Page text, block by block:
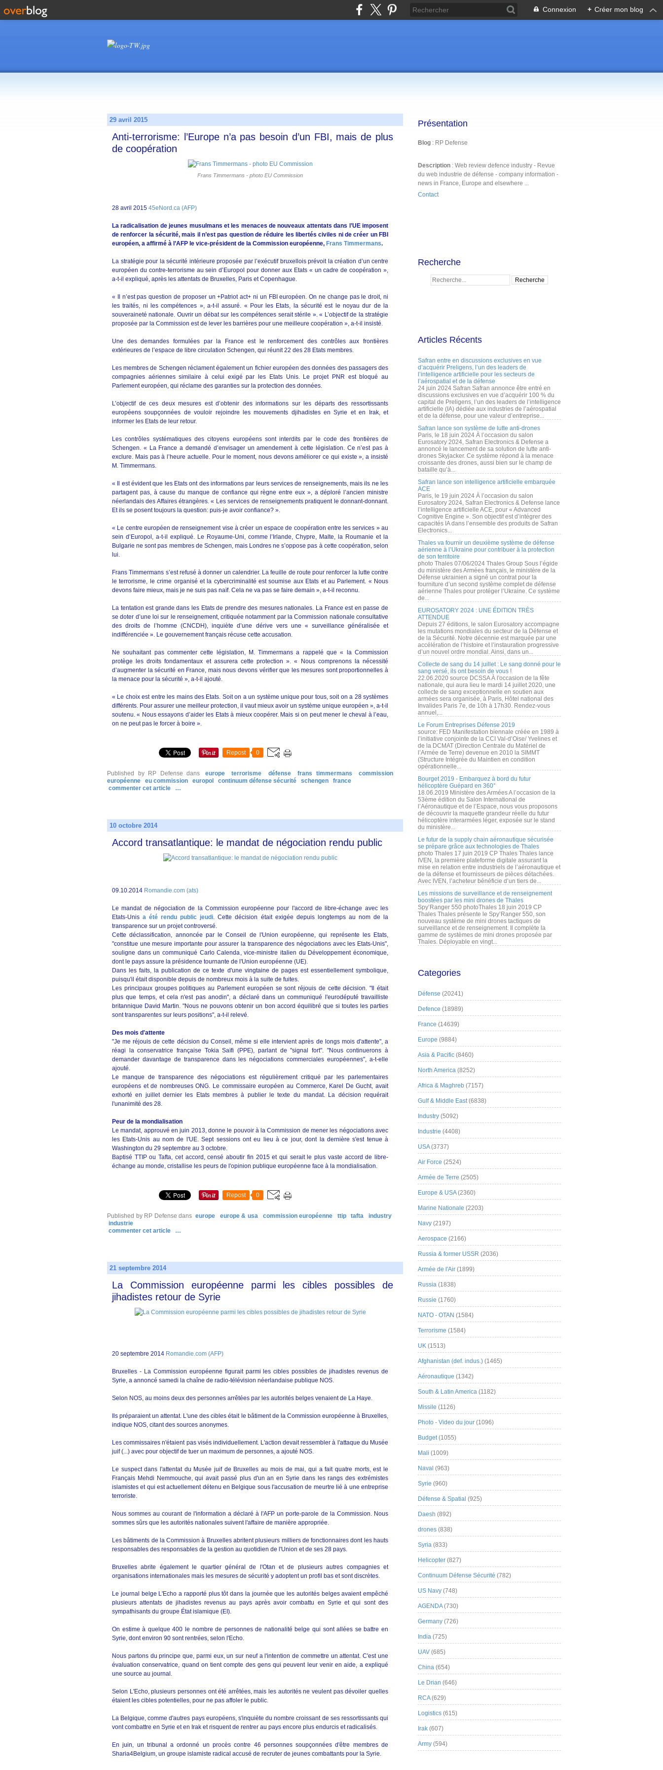
Connexion + Créer mon blog
29 avril 2015
Anti-terrorisme: l’Europe n’a pas besoin d’un FBI, mais de plus
de coopération
Frans Timmermans - photo EU Commission
28 avril 2015 45eNord.ca (AFP)
La radicalisation de jeunes musulmans et les menaces de nouveaux attentats dans l’UE imposent
de renforcer la sécurité, mais il n’est pas question de réduire les libertés civiles ni de créer un FBI
européen, a affirmé à l’AFP le vice-président de la Commission européenne, Frans Timmermans.
La stratégie pour la sécurité intérieure proposée par l’exécutif bruxellois prévoit la création d’un centre
européen du contre-terrorisme au sein d’Europol pour donner aux Etats « un cadre de coopération »,
a-t-il expliqué, après les attentats de Bruxelles, Paris et Copenhague.
« Il n’est pas question de proposer un +Patriot act+ ni un FBI européen. On ne change pas le droit, ni
les traités, ni les compétences », a-t-il assuré. « Pour les Etats, la sécurité est le noyau dur de la
souveraineté nationale. Ouvrir un débat sur les compétences serait stérile ». « L’objectif de la stratégie
proposée par la Commission est de lever les barrières pour une meilleure coopération », a-t-il insisté.
Une des demandes formulées par la France est le renforcement des contrôles aux frontières
extérieures de l’espace de libre circulation Schengen, qui réunit 22 des 28 Etats membres.
Les membres de Schengen réclament également un fichier européen des données des passagers des
compagnies aériennes similaire à celui exigé par les Etats Unis. Le projet PNR est bloqué au
Parlement européen, qui réclame des garanties sur la protection des données.
L’objectif de ces deux mesures est d’obtenir des informations sur les départs des ressortissants
européens soupçonnées de vouloir rejoindre les mouvements djihadistes en Syrie et en Irak, et
informer les Etats de leur retour.
Les contrôles systématiques des citoyens européens sont interdits par le code des frontières de
Schengen. « La France a demandé d’envisager un amendement à cette législation. Ce n’est pas à
exclure. Mais pas à l’heure actuelle. Pour le moment, nous devons améliorer ce qui existe », a insisté
M. Timmermans.
« Il est évident que les Etats ont des informations par leurs services de renseignements, mais ils ne les
partagent pas, à cause du manque de confiance qui règne entre eux », a déploré l’ancien ministre
néerlandais des Affaires étrangères. « Les services de renseignements pratiquent le donnant-donnant.
Et ils se posent toujours la question: puis-je avoir confiance? ».
« Le centre européen de renseignement vise à créer un espace de coopération entre les services » au
sein d’Europol, a-t-il expliqué. Le Royaume-Uni, comme l’Irlande, Chypre, Malte, la Roumanie et la
Bulgarie ne sont pas membres de Schengen, mais Londres ne s’oppose pas à cette coopération, selon
lui.
Frans Timmermans s’est refusé à donner un calendrier. La feuille de route pour renforcer la lutte contre
le terrorisme, le crime organisé et la cybercriminalité est soumise aux Etats et au Parlement. « Nous
devons faire mieux, mais je ne suis pas naïf. Cela ne va pas se faire demain », a-t-il reconnu.
La tentation est grande dans les Etats de prendre des mesures nationales. La France est en passe de
se doter d’une loi sur le renseignement, critiquée notamment par la Commission nationale consultative
des droits de l’homme (CNCDH), inquiète d’une dérive vers une « surveillance généralisée et
indifférenciée ». Le gouvernement français récuse cette accusation.
Ne souhaitant pas commenter cette législation, M. Timmermans a rappelé que « la Commission
protège les droits fondamentaux et assurera cette protection ». « Nous comprenons la nécessité
d’augmenter la sécurité en France, mais nous devons vérifier que les mesures sont proportionnelles à
la menace pour la sécurité », a-t-il ajouté.
« Le choix est entre les mains des Etats. Soit on a un système unique pour tous, soit on a 28 systèmes
différents. Pour assurer une meilleur protection, il vaut mieux avoir un système unique européen », a-t-il
soutenu. « Nous essayons d’aider les Etats à mieux coopérer. Mais si on peut mener le cheval à l’eau,
on ne peut pas le forcer à boire ».
Repost 0
Published by RP Defense dans europe terrorisme défense frans timmermans
commission
européenne
eu commission europol continuum défense sécurité schengen
france
commenter cet article
…
10 octobre 2014
Accord transatlantique: le mandat de négociation rendu public
09.10.2014 Romandie.com (ats)
Le mandat de négociation de la Commission européenne pour l'accord de libre-échange avec les
Etats-Unisa été rendu public jeudi. Cette décision était exigée depuis longtemps au nom de la
transparence sur un projet controversé.
Cette déclassification, annoncée par le Conseil de l'Union européenne, qui représente les Etats,
"constitue une mesure importante pour assurer la transparence des négociations avec les Etats-Unis",
souligne dans un communiqué Carlo Calenda, vice-ministre italien du Développement économique,
dont le pays assure la présidence tournante de l'Union européenne (UE).
Dans les faits, la publication de ce texte d'une vingtaine de pages est essentiellement symbolique,
puisqu'il était disponible depuis de nombreux mois à la suite de fuites.
Les principaux groupes politiques au Parlement européen se sont réjouis de cette décision. "Il était
plus que temps, et cela n'est pas anodin", a déclaré dans un communiqué l'eurodéputé travailliste
britannique David Martin. "Nous ne pouvons obtenir un bon accord équilibré que si toutes les parties
sont transparentes sur leurs positions", a-t-il relevé.
Des mois d'attente
"Je me réjouis de cette décision du Conseil, même si elle intervient après de longs mois d'attente", a
réagi la conservatrice française Tokia Saïfi (PPE), parlant de "signal fort". "Nous continuerons à
demander davantage de transparence dans les négociations commerciales européennes", a-t-elle
ajouté.
Le manque de transparence des négociations est régulièrement critiqué par les parlementaires
européens et de nombreuses ONG. Le commissaire européen au Commerce, Karel De Gucht, avait
exhorté en juillet dernier les Etats membres à publier le texte du mandat. La décision requérait
l'unanimité des 28.
Peur de la mondialisation
Le mandat, approuvé en juin 2013, donne le pouvoir à la Commission de mener les négociations avec
les Etats-Unis au nom de l'UE. Sept sessions ont eu lieu à ce jour, dont la dernière s'est tenue à
Washington du 29 septembre au 3 octobre.
Baptisé TTIP ou Tafta, cet accord, censé aboutir fin 2015 et qui serait le plus vaste accord de libre-
échange au monde, cristallise les peurs de l'opinion publique européenne face à la mondialisation.
Repost 0
Published by RP Defense dans europe europe & usa commission européenne ttip tafta
industry
industrie
commenter cet article
…
21 septembre 2014
La Commission européenne parmi les cibles possibles de
jihadistes retour de Syrie
20 septembre 2014 Romandie.com (AFP)
Bruxelles - La Commission européenne figurait parmi les cibles possibles de jihadistes revenus de
Syrie, a annoncé samedi la chaîne de radio-télévision néerlandaise publique NOS.
Selon NOS, au moins deux des personnes arrêtées par les autorités belges venaient de La Haye.
Ils préparaient un attentat. L'une des cibles était le bâtiment de la Commission européenne à Bruxelles,
indique NOS, citant des sources anonymes.
Les commissaires n'étaient pas visés individuellement. L'action devait ressembler à l'attaque du Musée
juif (...) avec pour objectif de tuer un maximum de personnes, a ajouté NOS.
Le suspect dans l'attentat du Musée juif de Bruxelles au mois de mai, qui a fait quatre morts, est le
Français Mehdi Nemmouche, qui avait passé plus d'un an en Syrie dans les rangs des extrémistes
islamistes et qui est actuellement détenu en Belgique sous l'accusation de meurtre lié à une entreprise
terroriste.
Nous sommes au courant de l'information a déclaré à l'AFP un porte-parole de la Commission. Nous
sommes sûrs que les autorités nationales suivent l'affaire de manière appropriée.
Les bâtiments de la Commission à Bruxelles abritent plusieurs milliers de fonctionnaires dont les hauts
responsables des responsables de la gestion au quotidien de l'Union et de ses 28 pays.
Bruxelles abrite également le quartier général de l'Otan et de plusieurs autres compagnies et
organisations internationales mais les mesures de sécurité y adoptent un profil bas et sont discrètes.
Le journal belge L'Echo a rapporté plus tôt dans la journée que les autorités belges avaient empêché
plusieurs attentats de jihadistes revenus au pays après avoir combattu en Syrie et qui sont des
sympathisants du groupe État islamique (EI).
On estime à quelque 400 le nombre de personnes de nationalité belge qui sont allées se battre en
Syrie, dont environ 90 sont rentrées, selon l'Echo.
Nous partons du principe que, parmi eux, un sur neuf a l'intention de commettre un attentat. C'est une
évaluation conservatrice, quand on tient compte des gens qui peuvent leur venir en aide, a expliqué
une source au journal.
Selon L'Echo, plusieurs personnes ont été arrêtées, mais les autorités ne veulent pas dévoiler quelles
étaient les cibles potentielles, pour ne pas affoler le public.
La Belgique, comme d'autres pays européens, s'inquiète du nombre croissant de ses ressortissants qui
vont combattre en Syrie et en Irak et risquent de rentrer au pays encore plus endurcis et radicalisés.
En juin, un tribunal a ordonné un procès contre 46 personnes soupçonnées d'être membres de
Sharia4Belgium, un groupe islamiste radical accusé de recruter de jeunes combattants pour la Syrie.
Présentation
Blog : RP Defense
Description : Web review defence industry - Revue
du web industrie de défense - company information -
news in France, Europe and elsewhere ...
Contact
Recherche
Articles Récents
Safran entre en discussions exclusives en vue
d’acquérir Preligens, l’un des leaders de
l’intelligence artificielle pour les secteurs de
l’aérospatial et de la défense
24 juin 2024 Safran Safran annonce être entré en
discussions exclusives en vue d’acquérir 100 % du
capital de Preligens, l’un des leaders de l’intelligence
artificielle (IA) dédiée aux industries de l’aérospatial
et de la défense, pour une valeur d’entreprise...
Safran lance son système de lutte anti-drones
Paris, le 18 juin 2024 À l’occasion du salon
Eurosatory 2024, Safran Electronics & Defense a
annoncé le lancement de sa solution de lutte anti-
drones Skyjacker. Ce système répond à la menace
croissante des drones, aussi bien sur le champ de
bataille qu’à...
Safran lance son intelligence artificielle embarquée
ACE
Paris, le 19 juin 2024 À l’occasion du salon
Eurosatory 2024, Safran Electronics & Defense lance
l’intelligence artificielle ACE, pour « Advanced
Cognitive Engine ». Son objectif est d’intégrer des
capacités IA dans l’ensemble des produits de Safran
Electronics...
Thales va fournir un deuxième système de défense
aérienne à l’Ukraine pour contribuer à la protection
de son territoire
photo Thales 07/06/2024 Thales Group Sous l’égide
du ministère des Armées français, le ministère de la
Défense ukrainien a signé un contrat pour la
fourniture d’un second système complet de défense
aérienne Thales pour protéger l’Ukraine. Ce système
de...
EUROSATORY 2024 : UNE ÉDITION TRÈS
ATTENDUE
Depuis 27 éditions, le salon Eurosatory accompagne
les mutations mondiales du secteur de la Défense et
de la Sécurité. Notre décennie est marquée par une
accélération de l’histoire et l’instauration progressive
d’un nouvel ordre mondial. Ainsi, dans un...
Collecte de sang du 14 juillet : Le sang donné pour le
sang versé, ils ont besoin de vous !
22.06.2020 source DCSSA À l'occasion de la fête
nationale, qui aura lieu le mardi 14 juillet 2020, une
collecte de sang exceptionnelle en soutien aux
armées sera organisée, à Paris, Hôtel national des
Invalides Paris 7e, de 10h à 17h30. Rendez-vous
annuel,...
Le Forum Entreprises Défense 2019
source: FED Manifestation biennale créée en 1989 à
l’initiative conjointe de la CCI Val-d’Oise/ Yvelines et
de la DCMAT (Direction Centrale du Matériel de
l’Armée de Terre) devenue en 2010 la SIMMT
(Structure Intégrée du Maintien en condition
opérationnelle...
Bourget 2019 - Embarquez à bord du futur
hélicoptère Guépard en 360°
18.06.2019 Ministère des Armées A l’occasion de la
53ème édition du Salon International de
l’Aéronautique et de l’Espace, nous vous proposons
de découvrir la maquette grandeur réelle du futur
hélicoptère interarmées léger, exposée sur le stand
du ministère...
Le futur de la supply chain aéronautique sécurisée
se prépare grâce aux technologies de Thales
photo Thales 17 juin 2019 CP Thales Thales lance
IVEN, la première plateforme digitale assurant la
mise en relation entre industriels de l’aéronautique et
de la défense et fournisseurs de pièces détachées.
Avec IVEN, l’acheteur bénéficie d’un tiers de...
Les missions de surveillance et de renseignement
boostées par les mini drones de Thales
Spy’Ranger 550 photoThales 18 juin 2019 CP
Thales Thales présente le Spy’Ranger 550, son
nouveau système de mini drones tactiques de
surveillance et de renseignement. Il complète la
gamme de systèmes de mini drones proposée par
Thales. Déployable en vingt...
Categories
Défense (20241)
Defence (18989)
France (14639)
Europe (9884)
Asia & Pacific (8460)
North America (8252)
Africa & Maghreb (7157)
Gulf & Middle East(6838)
Industry (5092)
Industrie (4408)
USA(3737)
Air Force (2524)
Armée de Terre (2505)
Europe & USA(2360)
Marine Nationale (2203)
Navy (2197)
Aerospace (2166)
Russia & former USSR (2036)
Armée de l'Air (1899)
Russia (1838)
Russie (1760)
NATO - OTAN (1584)
Terrorisme (1584)
UK (1513)
Afghanistan (def. indus.) (1465)
Aéronautique (1342)
South & Latin America (1182)
Missile (1126)
Photo - Video du jour (1096)
Budget(1055)
Mali (1009)
Naval (963)
Syrie (960)
Défense & Spatial (925)
Daesh (892)
drones (838)
Syria (833)
Helicopter (827)
Continuum Défense Sécurité (782)
US Navy (748)
AGENDA(730)
Germany (726)
India (725)
UAV (685)
China (654)
Le Drian (646)
RCA(629)
Logistics (615)
Irak (607)
Army (594)